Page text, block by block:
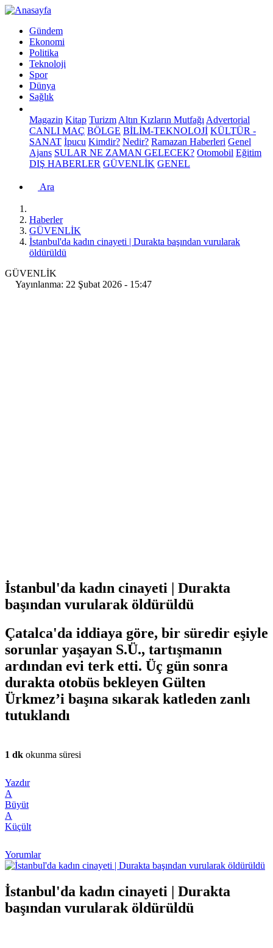
Gündem
Ekonomi
Politika
Teknoloji
Spor
Dünya
Sağlık
Magazin Kitap Turizm Altın Kızların Mutfağı Advertorial
CANLI MAÇ BÖLGE BİLİM-TEKNOLOJİ KÜLTÜR -
SANAT İpucu Kimdir? Nedir? Ramazan Haberleri Genel
Ajans SULAR NE ZAMAN GELECEK? Otomobil Eğitim
DIŞ HABERLER GÜVENLİK GENEL
Ara
Haberler
GÜVENLİK
İstanbul'da kadın cinayeti | Durakta başından vurularak
öldürüldü
GÜVENLİK
Yayınlanma: 22 Şubat 2026 - 15:47
İstanbul'da kadın cinayeti | Durakta
başından vurularak öldürüldü
Çatalca'da iddiaya göre, bir süredir eşiyle
sorunlar yaşayan S.Ü., tartışmanın
ardından evi terk etti. Üç gün sonra
durakta otobüs bekleyen Gülten
Ürkmez’i başına sıkarak katleden zanlı
tutuklandı
1 dk okunma süresi
Yazdır
A
Büyüt
A
Küçült
Yorumlar
İstanbul'da kadın cinayeti | Durakta
başından vurularak öldürüldü